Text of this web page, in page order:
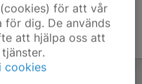
för att vår
för dig. De används
att hjälpa oss att
cookies